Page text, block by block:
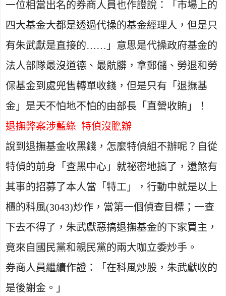
一位相當出名的券商人員也作證說：「市場上的
四大基金大都是透過代操的基金經理人，但是只
有朱武獻是直接的……」意思是代操政府基金的
法人部隊最沒道德、最骯髒，拿郵儲、勞退和勞
保基金到處兜售轉單收錢，但是只有「退撫基
金」是天不怕地不怕的由部長「直營收賄」！
退撫弊案涉藍綠 特偵沒膽辦
說到退撫基金收黑錢，怎麼特偵組不辦呢？自從
特偵的前身「查黑中心」就祕密地搞了，還煞有
其事的招募了本人當「特工」，行動中就是以上
櫃的科風(3043)炒作，當第一個偵查目標；一查
下去不得了，朱武獻惡搞退撫基金的下家買主，
竟來自國民黨和親民黨的兩大咖立委炒手。
券商人員繼續作證：「在科風炒股，朱武獻收的
是後謝金。」